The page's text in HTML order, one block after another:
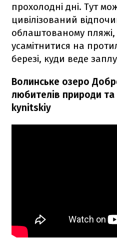
прохолодні дні. Тут
цивілізований
облаштованому пляжі,
усамітнитися на
березі, куди веде
Волинське озеро
любителів природи та
kynitskiy